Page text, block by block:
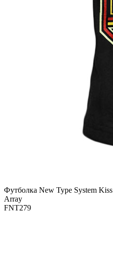
Футболка New Type System Kiss
Array
FNT279